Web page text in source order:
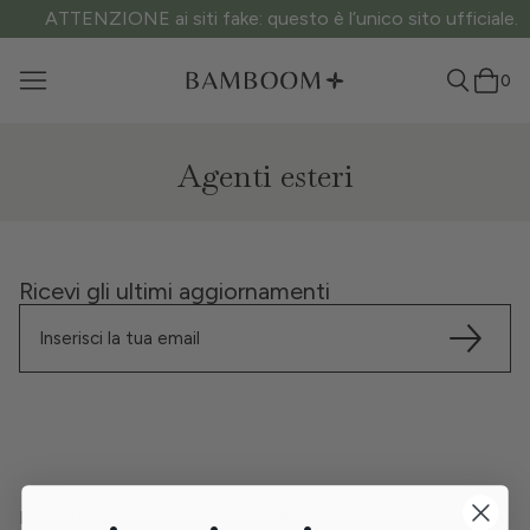
ATTENZIONE ai siti fake: questo è l’unico sito ufficiale.
0
Agenti esteri
Ricevi gli ultimi aggiornamenti
La nostra azienda